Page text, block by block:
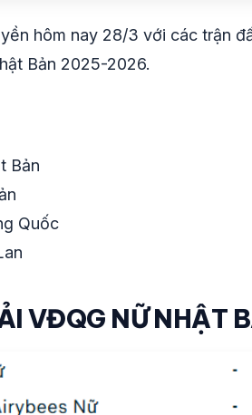
hôm nay 28/3 với các trận
Bản 2025-2026.
Bản
Quốc
VĐQG NỮ NHẬT